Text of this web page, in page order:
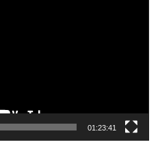
01:23:41